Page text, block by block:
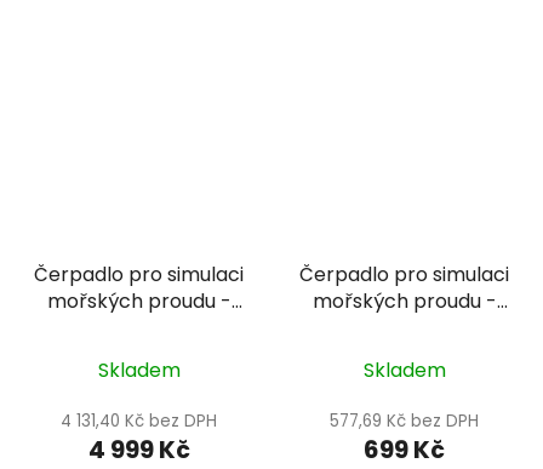
Čerpadlo pro simulaci
mořských proudu -
Skladem
4 131,40 Kč bez DPH
4 999 Kč
Čerpadlo pro simulaci
mořských proudu -
Skladem
577,69 Kč bez DPH
699 Kč